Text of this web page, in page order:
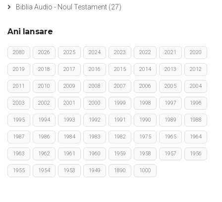
Biblia Audio - Noul Testament (27)
Ani lansare
2080 2026 2025 2024 2023 2022 2021 2020
2019 2018 2017 2016 2015 2014 2013 2012
2011 2010 2009 2008 2007 2006 2005 2004
2003 2002 2001 2000 1999 1998 1997 1996
1995 1994 1993 1992 1991 1990 1989 1988
1987 1986 1984 1983 1982 1975 1965 1964
1963 1962 1961 1960 1959 1958 1957 1956
1955 1954 1953 1949 1890 1000